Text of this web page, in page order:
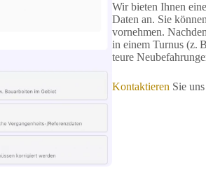
Wir bieten Ihnen
Daten an. Sie
vornehmen.
in einem Turnus (z.
teure
Kontaktieren Sie